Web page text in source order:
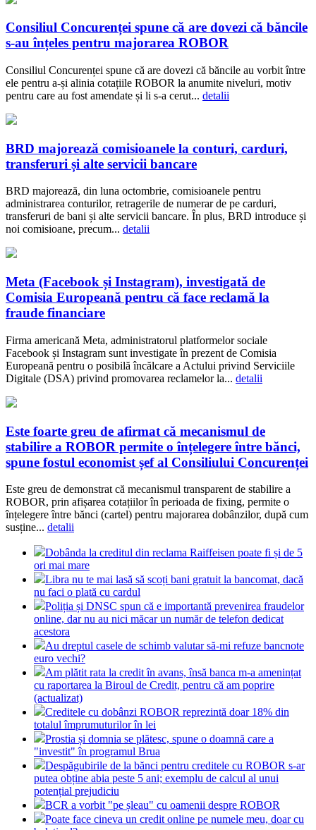
Consiliul Concurenței spune că are dovezi că băncile
s-au înțeles pentru majorarea ROBOR
Consiliul Concurenței spune că are dovezi că băncile au vorbit între
ele pentru a-și alinia cotațiile ROBOR la anumite niveluri, motiv
pentru care au fost amendate și li s-a cerut... detalii
BRD majorează comisioanele la conturi, carduri,
transferuri și alte servicii bancare
BRD majorează, din luna octombrie, comisioanele pentru
administrarea conturilor, retragerile de numerar de pe carduri,
transferuri de bani și alte servicii bancare. În plus, BRD introduce și
noi comisioane, precum... detalii
Meta (Facebook și Instagram), investigată de
Comisia Europeană pentru că face reclamă la
fraude financiare
Firma americană Meta, administratorul platformelor sociale
Facebook și Instagram sunt investigate în prezent de Comisia
Europeană pentru o posibilă încălcare a Actului privind Serviciile
Digitale (DSA) privind promovarea reclamelor la... detalii
Este foarte greu de afirmat că mecanismul de
stabilire a ROBOR permite o înțelegere între bănci,
spune fostul economist șef al Consiliului Concurenței
Este greu de demonstrat că mecanismul transparent de stabilire a
ROBOR, prin afișarea cotațiilor în perioada de fixing, permite o
înțelegere între bănci (cartel) pentru majorarea dobânzilor, după cum
susține... detalii
Dobânda la creditul din reclama Raiffeisen poate fi și de 5
ori mai mare
Libra nu te mai lasă să scoți bani gratuit la bancomat, dacă
nu faci o plată cu cardul
Poliția și DNSC spun că e importantă prevenirea fraudelor
online, dar nu au nici măcar un număr de telefon dedicat
acestora
Au dreptul casele de schimb valutar să-mi refuze bancnote
euro vechi?
Am plătit rata la credit în avans, însă banca m-a amenințat
cu raportarea la Biroul de Credit, pentru că am poprire
(actualizat)
Creditele cu dobânzi ROBOR reprezintă doar 18% din
totalul împrumuturilor în lei
Prostia și domnia se plătesc, spune o doamnă care a
"investit" în programul Brua
Despăgubirile de la bănci pentru creditele cu ROBOR s-ar
putea obține abia peste 5 ani; exemplu de calcul al unui
potențial prejudiciu
BCR a vorbit "pe șleau" cu oamenii despre ROBOR
Poate face cineva un credit online pe numele meu, doar cu